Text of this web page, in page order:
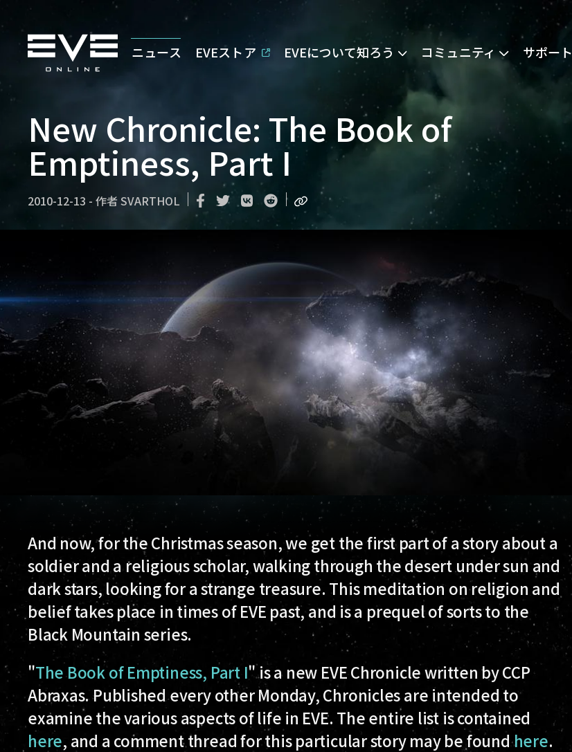
ニュース EVEストア EVEについて知ろう コミュニティ サポート
New Chronicle: The Book of
Emptiness, Part I
2010-12-13 - 作者 SVARTHOL
And now, for the Christmas season, we get the first part of a story about a
soldier and a religious scholar, walking through the desert under sun and
dark stars, looking for a strange treasure. This meditation on religion and
belief takes place in times of EVE past, and is a prequel of sorts to the
Black Mountain series.
"The Book of Emptiness, Part I" is a new EVE Chronicle written by CCP
Abraxas. Published every other Monday, Chronicles are intended to
examine the various aspects of life in EVE. The entire list is contained
here, and a comment thread for this particular story may be foundhere.